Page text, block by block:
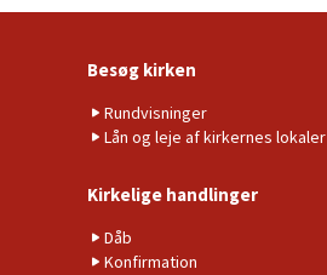
Besøg kirken
Rundvisninger
Lån og leje af kirkernes lokaler
Kirkelige handlinger
Dåb
Konfirmation